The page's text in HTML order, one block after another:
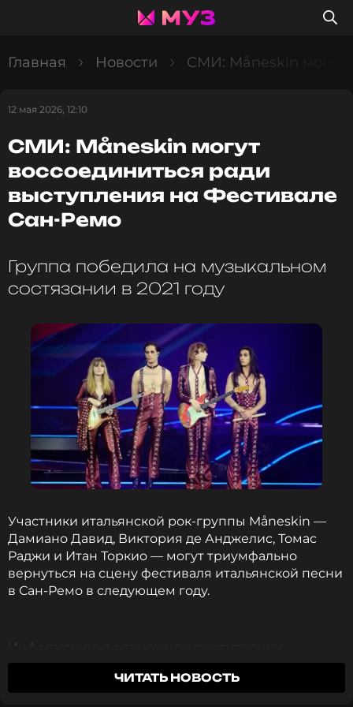
Главная Новости СМИ: Måneskin могут
12 мая 2026, 12:10
СМИ: Måneskin могут
воссоединиться ради
выступления на Фестивале
Сан-Ремо
Группа победила на музыкальном
состязании в 2021 году
Участники итальянской рок-группы Måneskin —
Дамиано Давид, Виктория де Анджелис, Томас
Раджи и Итан Торкио — могут триумфально
вернуться на сцену фестиваля итальянской песни
в Сан-Ремо в следующем году.
Информацию о возможном выступлении
Måneskin в Сан-Ремо озвучил комик Фиорелло в
эфире радиостанции Radio2. Он сослался на
ЧИТАТЬ НОВОСТЬ